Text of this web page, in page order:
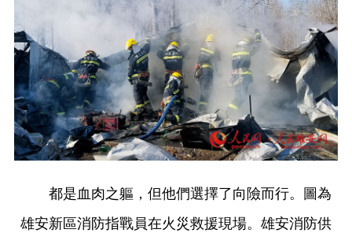
都是血肉之軀，但他們選擇了向險而行。圖為
雄安新區消防指戰員在火災救援現場。雄安消防供